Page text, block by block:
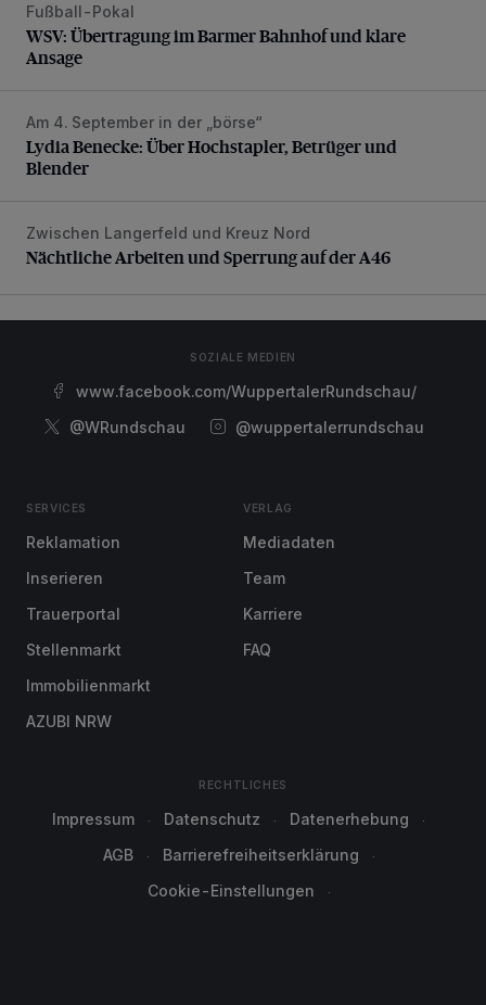
WSV: Übertragung im Barmer Bahnhof und klare Ansage
Fußball-Pokal
WSV: Übertragung im Barmer Bahnhof und klare
Ansage
Lydia Benecke: Über Hochstapler, Betrüger und Blender
Am 4. September in der „börse“
Lydia Benecke: Über Hochstapler, Betrüger und
Blender
Nächtliche Arbeiten und Sperrung auf der A46
Zwischen Langerfeld und Kreuz Nord
Nächtliche Arbeiten und Sperrung auf der A46
SOZIALE MEDIEN
www.facebook.com/WuppertalerRundschau/
@WRundschau
@wuppertalerrundschau
SERVICES
Reklamation
Inserieren
Trauerportal
Stellenmarkt
Immobilienmarkt
AZUBI NRW
VERLAG
Mediadaten
Team
Karriere
FAQ
RECHTLICHES
Impressum Datenschutz
Datenerhebung
AGB
Barrierefreiheitserklärung
Cookie-Einstellungen